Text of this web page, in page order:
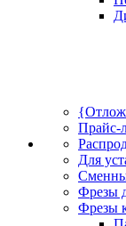
Прайс-
Для
Фрезы
Фрезы